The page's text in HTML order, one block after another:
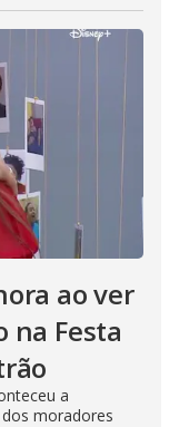
ao ver
Festa
a
moradores